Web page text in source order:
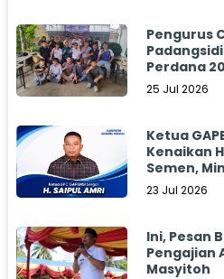
Pengurus
Perdana
25 Jul 2026
Ketua
Kenaikan
Semen,
Bertindak
23 Jul 2026
Ini, Pesan
Pengajian
Masyitoh